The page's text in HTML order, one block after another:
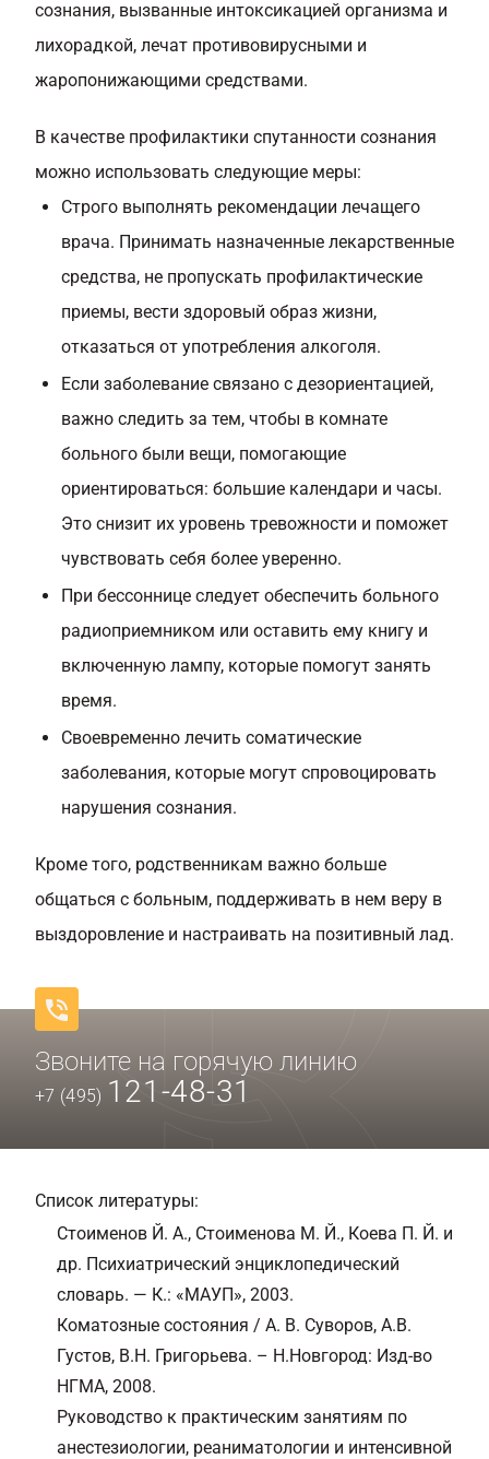
сознания, вызванные интоксикацией организма и
лихорадкой, лечат противовирусными и
жаропонижающими средствами.
В качестве профилактики спутанности сознания
можно использовать следующие меры:
Строго выполнять рекомендации лечащего
врача. Принимать назначенные лекарственные
средства, не пропускать профилактические
приемы, вести здоровый образ жизни,
отказаться от употребления алкоголя.
Если заболевание связано с дезориентацией,
важно следить за тем, чтобы в комнате
больного были вещи, помогающие
ориентироваться: большие календари и часы.
Это снизит их уровень тревожности и поможет
чувствовать себя более уверенно.
При бессоннице следует обеспечить больного
радиоприемником или оставить ему книгу и
включенную лампу, которые помогут занять
время.
Своевременно лечить соматические
заболевания, которые могут спровоцировать
нарушения сознания.
Кроме того, родственникам важно больше
общаться с больным, поддерживать в нем веру в
выздоровление и настраивать на позитивный лад.
Звоните на горячую линию
+7 (495) 121-48-31
Список литературы:
Стоименов Й. А., Стоименова М. Й., Коева П. Й. и
др. Психиатрический энциклопедический
словарь. — К.: «МАУП», 2003.
Коматозные состояния / А. В. Суворов, А.В.
Густов, В.Н. Григорьева. – Н.Новгород: Изд-во
НГМА, 2008.
Руководство к практическим занятиям по
анестезиологии, реаниматологии и интенсивной